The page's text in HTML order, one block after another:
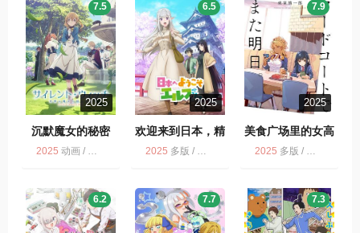
2025
沉默魔女的秘密
7.5
2025 动画 / 多版
2025
欢迎来到日本，精
灵小姐。
6.5
2025 多版 / 动画
2025
美食广场里的女高
中生们在说啥
7.9
2025 多版 / 动画
6.2 7.7 7.3